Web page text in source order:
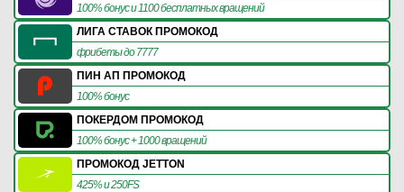
100% бонус и 1100 бесплатных вращений
ЛИГА СТАВОК ПРОМОКОД
фрибеты до 7777
ПИН АП ПРОМОКОД
100% бонус
ПОКЕРДОМ ПРОМОКОД
100% бонус + 1000 вращений
ПРОМОКОД JETTON
425% и 250FS